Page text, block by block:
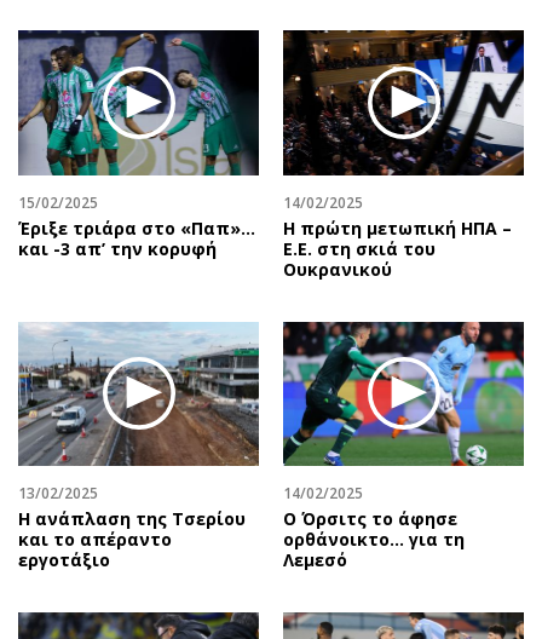
15/02/2025
Έριξε τριάρα στο «Παπ»…
και -3 απ’ την κορυφή
14/02/2025
Η πρώτη μετωπική ΗΠΑ –
Ε.Ε. στη σκιά του
Ουκρανικού
13/02/2025
Η ανάπλαση της Τσερίου
και το απέραντο
εργοτάξιο
14/02/2025
Ο Όρσιτς το άφησε
ορθάνοικτο... για τη
Λεμεσό